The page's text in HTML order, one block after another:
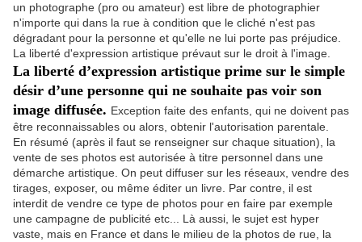
un photographe (pro ou amateur) est libre de photographier
n'importe qui dans la rue à condition que le cliché n'est pas
dégradant pour la personne et qu'elle ne lui porte pas préjudice.
La liberté d'expression artistique prévaut sur le droit à l'image.
La liberté d’expression artistique prime sur le simple
désir d’une personne qui ne souhaite pas voir son
image diffusée. Exception faite des enfants, qui ne doivent pas
être reconnaissables ou alors, obtenir l'autorisation parentale.
En résumé (après il faut se renseigner sur chaque situation), la
vente de ses photos est autorisée à titre personnel dans une
démarche artistique. On peut diffuser sur les réseaux, vendre des
tirages, exposer, ou même éditer un livre. Par contre, il est
interdit de vendre ce type de photos pour en faire par exemple
une campagne de publicité etc... Là aussi, le sujet est hyper
vaste, mais en France et dans le milieu de la photos de rue, la